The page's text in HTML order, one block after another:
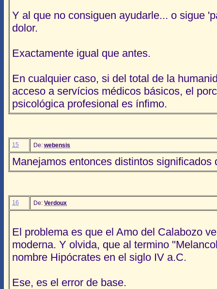
Y al que no consiguen ayudarle... o sigue
dolor.
Exactamente igual que antes.
En cualquier caso, si del total de la
acceso a servícios médicos básicos, el
psicológica profesional es ínfimo.
15 De: webensis
Manejamos entonces distintos
16 De: Verdoux
El problema es que el Amo del Calabozo
moderna. Y olvida, que al termino
nombre Hipócrates en el siglo IV a.C.
Ese, es el error de base.